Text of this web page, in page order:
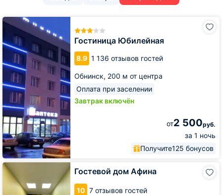
Гостиница Юбилейная
8.9 1 136 отзывов гостей
Обнинск, 200 м от центра
Оплата при заселении
Завтрак включён
от2 500руб.
за 1 ночь
Получите125 бонусов
Гостиница
Юбилейная
Гостевой дом Афина
10 7 отзывов гостей
Гостевой
дом
Афина